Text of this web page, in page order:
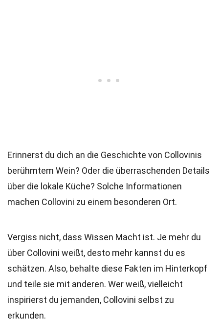
Erinnerst du dich an die Geschichte von Collovinis
berühmtem Wein? Oder die überraschenden Details
über die lokale Küche? Solche Informationen
machen Collovini zu einem besonderen Ort.
Vergiss nicht, dass Wissen Macht ist. Je mehr du
über Collovini weißt, desto mehr kannst du es
schätzen. Also, behalte diese Fakten im Hinterkopf
und teile sie mit anderen. Wer weiß, vielleicht
inspirierst du jemanden, Collovini selbst zu
erkunden.